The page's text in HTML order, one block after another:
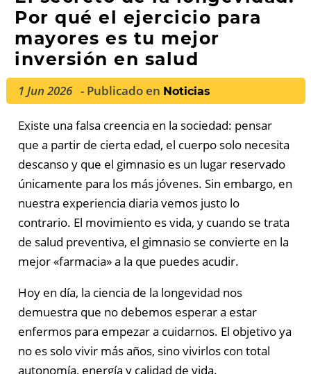
Por qué el ejercicio para
mayores es tu mejor
inversión en salud
1 Jun 2026 - Publicado en Noticias
Existe una falsa creencia en la sociedad: pensar
que a partir de cierta edad, el cuerpo solo necesita
descanso y que el gimnasio es un lugar reservado
únicamente para los más jóvenes. Sin embargo, en
nuestra experiencia diaria vemos justo lo
contrario. El movimiento es vida, y cuando se trata
de salud preventiva, el gimnasio se convierte en la
mejor «farmacia» a la que puedes acudir.
Hoy en día, la ciencia de la longevidad nos
demuestra que no debemos esperar a estar
enfermos para empezar a cuidarnos. El objetivo ya
no es solo vivir más años, sino vivirlos con total
autonomía, energía y calidad de vida.